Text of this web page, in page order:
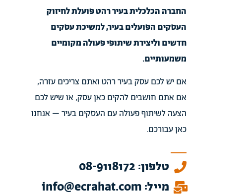
החברה הכלכלית בעיר רהט פועלת לחיזוק
העסקים הפועלים בעיר, למשיכת עסקים
חדשים וליצירת שיתופי פעולה מקומיים
משמעותיים.
אם יש לכם עסק בעיר רהט ואתם צריכים עזרה,
אם אתם חושבים להקים כאן עסק, או שיש לכם
הצעה לשיתוף פעולה עם העסקים בעיר – אנחנו
כאן עבורכם.
טלפון: 08-9118172
מייל: info@ecrahat.com